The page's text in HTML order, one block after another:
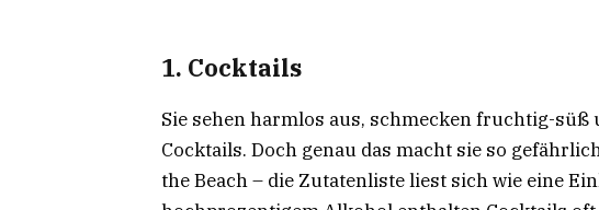
1. Cocktails
Sie sehen harmlos aus, schmecken fruchtig-süß
Cocktails. Doch genau das macht sie so
the Beach – die Zutatenliste liest sich wie eine